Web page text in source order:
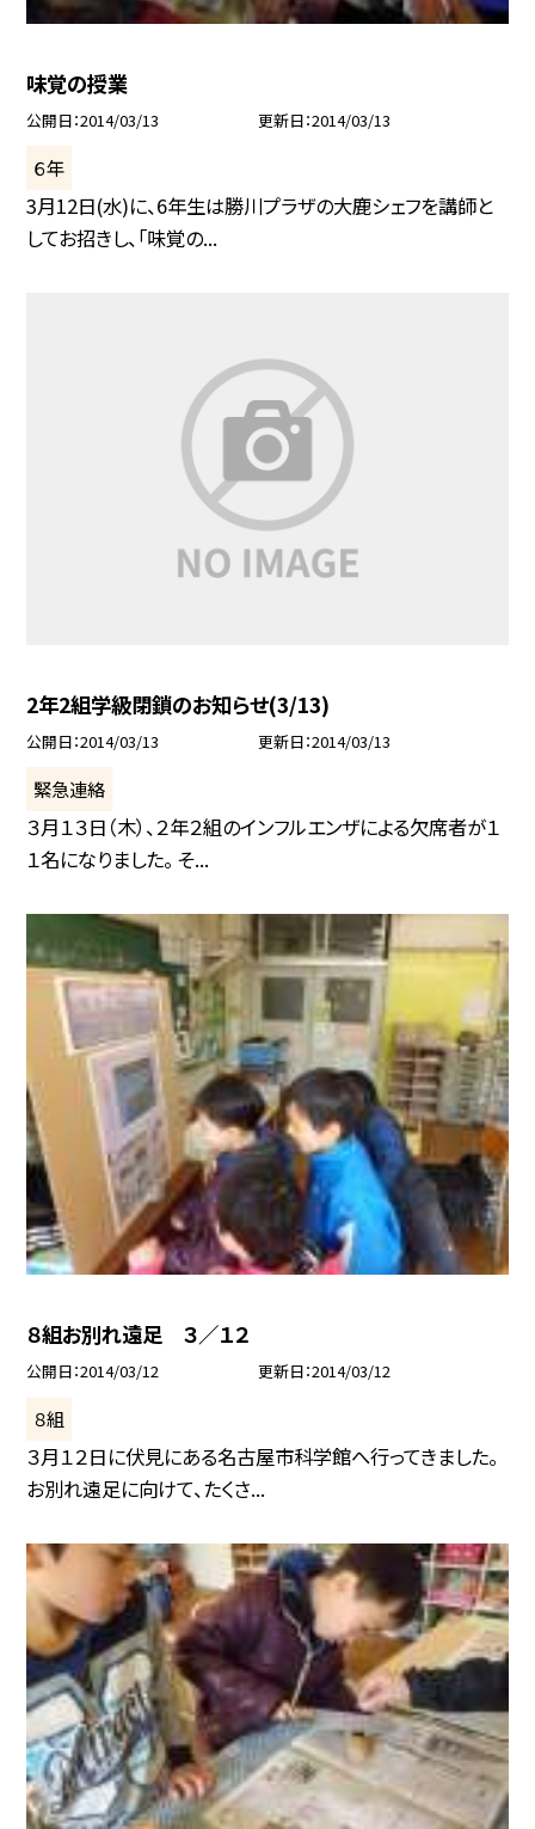
味覚の授業
公開日 2014/03/13 更新日 2014/03/13
６年
3月12日(水)に、6年生は勝川プラザの大鹿シェフを講師と
してお招きし、「味覚の...
2年2組学級閉鎖のお知らせ(3/13)
公開日 2014/03/13 更新日 2014/03/13
緊急連絡
３月１３日（木）、２年２組のインフルエンザによる欠席者が１
１名になりました。 そ...
８組お別れ遠足 ３／１２
公開日 2014/03/12 更新日 2014/03/12
８組
３月１２日に伏見にある名古屋市科学館へ行ってきました。
お別れ遠足に向けて、たくさ...